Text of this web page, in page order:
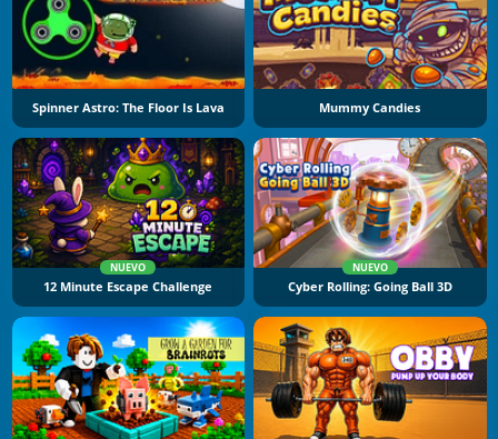
Spinner Astro: The Floor Is Lava Mummy Candies
NUEVO
12 Minute Escape Challenge
NUEVO
Cyber Rolling: Going Ball 3D